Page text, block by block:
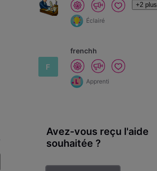
+2 plus
Éclairé
F
frenchh
Apprenti
Avez-vous reçu l'aide
souhaitée ?